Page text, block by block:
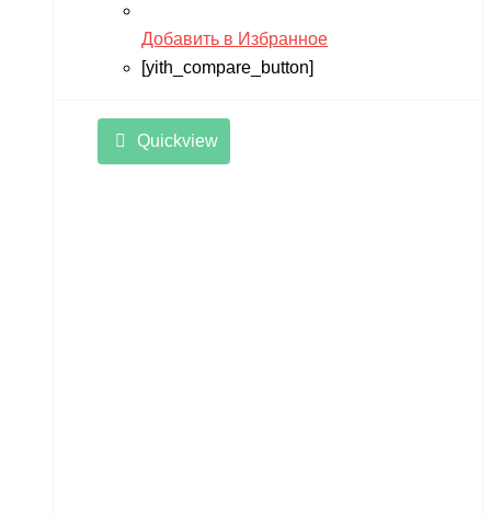
Добавить в Избранное
[yith_compare_button]
Quickview